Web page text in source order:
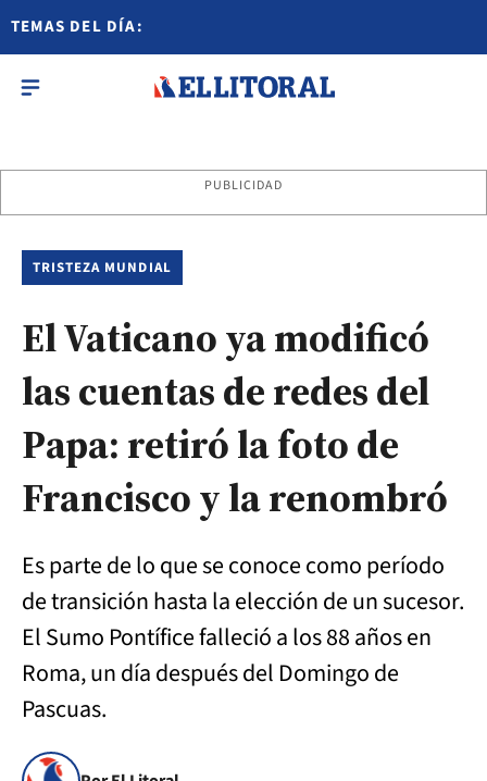
TEMAS DEL DÍA:
PUBLICIDAD
TRISTEZA MUNDIAL
El Vaticano ya modificó
las cuentas de redes del
Papa: retiró la foto de
Francisco y la renombró
Es parte de lo que se conoce como período
de transición hasta la elección de un sucesor.
El Sumo Pontífice falleció a los 88 años en
Roma, un día después del Domingo de
Pascuas.